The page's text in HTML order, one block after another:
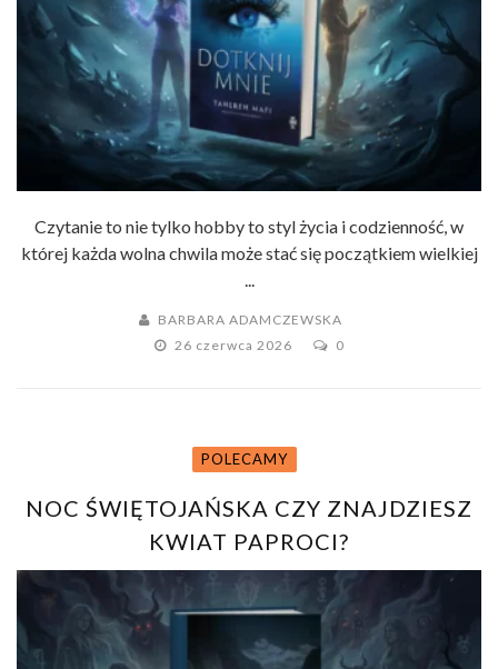
Czytanie to nie tylko hobby to styl życia i codzienność, w
której każda wolna chwila może stać się początkiem wielkiej
BARBARA ADAMCZEWSKA
26 czerwca 2026
0
POLECAMY
NOC ŚWIĘTOJAŃSKA CZY ZNAJDZIESZ
KWIAT PAPROCI?